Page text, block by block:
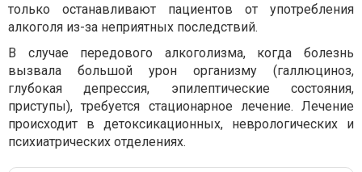
только останавливают пациентов от употребления
алкоголя из-за неприятных последствий.
В случае передового алкоголизма, когда болезнь
вызвала большой урон организму (галлюциноз,
глубокая депрессия, эпилептические состояния,
приступы), требуется стационарное лечение. Лечение
происходит в детоксикационных, неврологических и
психиатрических отделениях.